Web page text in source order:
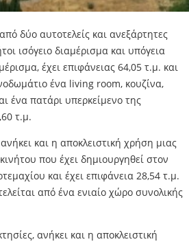
δύο αυτοτελείς και ανεξάρτητες
ισόγειο διαμέρισμα και υπόγεια
έχει επιφάνειας 64,05 τ.μ. και
ένα living room, κουζίνα,
ένα πατάρι υπερκείμενο της
τ.μ.
και η αποκλειστική χρήση μιας
που έχει δημιουργηθεί στον
και έχει επιφάνεια 28,54 τ.μ.
από ένα ενιαίο χώρο συνολικής
ανήκει και η αποκλειστική